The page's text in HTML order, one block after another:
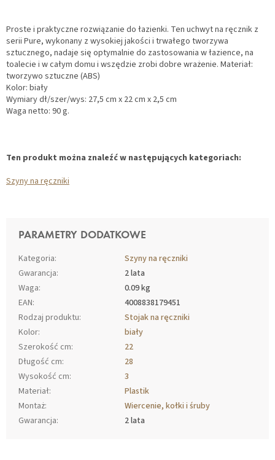
Proste i praktyczne rozwiązanie do łazienki. Ten uchwyt na ręcznik z
serii Pure, wykonany z wysokiej jakości i trwałego tworzywa
sztucznego, nadaje się optymalnie do zastosowania w łazience, na
toalecie i w całym domu i wszędzie zrobi dobre wrażenie. Materiał:
tworzywo sztuczne (ABS)
Kolor: biały
Wymiary dł/szer/wys: 27,5 cm x 22 cm x 2,5 cm
Waga netto: 90 g.
Ten produkt można znaleźć w następujących kategoriach:
Szyny na ręczniki
PARAMETRY DODATKOWE
Kategoria:
Szyny na ręczniki
Gwarancja:
2 lata
Waga:
0.09 kg
EAN:
4008838179451
Rodzaj produktu:
Stojak na ręczniki
Kolor:
biały
Szerokość cm:
22
Długość cm:
28
Wysokość cm:
3
Materiał:
Plastik
Montaż:
Wiercenie, kołki i śruby
Gwarancja:
2 lata